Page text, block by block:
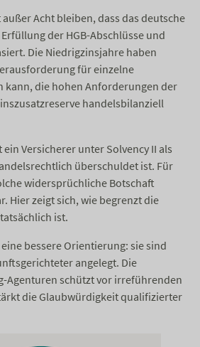
Acht bleiben, dass das deutsche
der HGB-Abschlüsse und
Die Niedrigzinsjahre haben
für einzelne
kann, die hohen Anforderungen der
handelsbilanziell
Versicherer unter Solvency II als
überschuldet ist. Für
widersprüchliche Botschaft
Hier zeigt sich, wie begrenzt die
ist.
bessere Orientierung: sie sind
angelegt. Die
Agenturen schützt vor irreführenden
die Glaubwürdigkeit qualifizierter